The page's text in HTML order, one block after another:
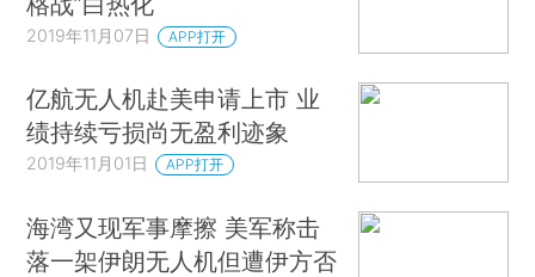
2019年11月07日 APP打开
亿航无人机赴美申请上市 业
绩持续亏损尚无盈利迹象
2019年11月01日 APP打开
海湾又现军事摩擦 美军称击
落一架伊朗无人机但遭伊方否